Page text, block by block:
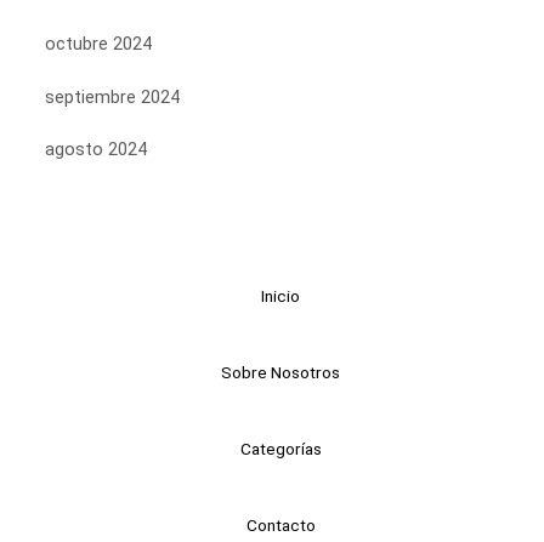
octubre 2024
septiembre 2024
agosto 2024
Inicio
Sobre Nosotros
Categorías
Contacto